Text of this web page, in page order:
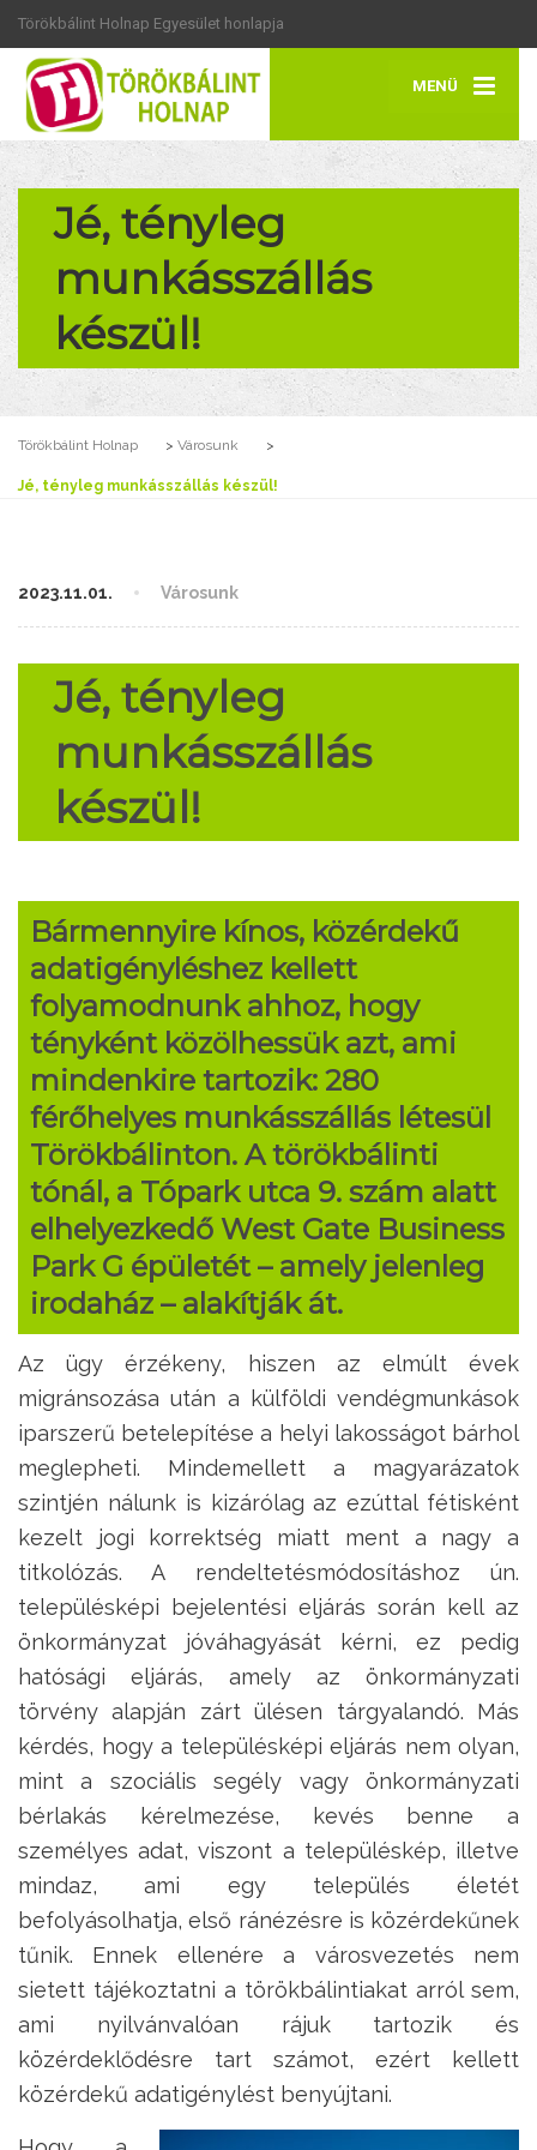
Törökbálint Holnap Egyesület honlapja
MENÜ
Jé, tényleg
munkásszállás
készül!
Törökbálint Holnap > Városunk >
Jé, tényleg munkásszállás készül!
2023.11.01. Városunk
Jé, tényleg
munkásszállás
készül!
Bármennyire kínos, közérdekű
adatigényléshez kellett
folyamodnunk ahhoz, hogy
tényként közölhessük azt, ami
mindenkire tartozik: 280
férőhelyes munkásszállás létesül
Törökbálinton. A törökbálinti
tónál, a Tópark utca 9. szám alatt
elhelyezkedő West Gate Business
Park G épületét – amely jelenleg
irodaház – alakítják át.
Az ügy érzékeny, hiszen az elmúlt évek
migránsozása után a külföldi vendégmunkások
iparszerű betelepítése a helyi lakosságot bárhol
meglepheti. Mindemellett a magyarázatok
szintjén nálunk is kizárólag az ezúttal fétisként
kezelt jogi korrektség miatt ment a nagy a
titkolózás. A rendeltetésmódosításhoz ún.
településképi bejelentési eljárás során kell az
önkormányzat jóváhagyását kérni, ez pedig
hatósági eljárás, amely az önkormányzati
törvény alapján zárt ülésen tárgyalandó. Más
kérdés, hogy a településképi eljárás nem olyan,
mint a szociális segély vagy önkormányzati
bérlakás kérelmezése, kevés benne a
személyes adat, viszont a településkép, illetve
mindaz, ami egy település életét
befolyásolhatja, első ránézésre is közérdekűnek
tűnik. Ennek ellenére a városvezetés nem
sietett tájékoztatni a törökbálintiakat arról sem,
ami nyilvánvalóan rájuk tartozik és
közérdeklődésre tart számot, ezért kellett
közérdekű adatigénylést benyújtani.